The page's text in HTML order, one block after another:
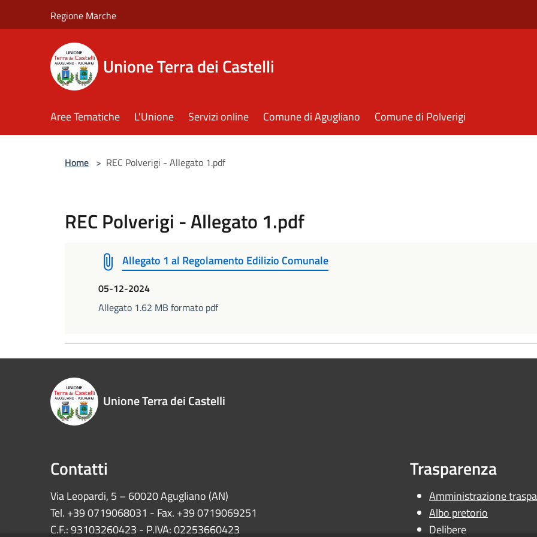
Regione Marche
Unione Terra dei Castelli
Aree Tematiche L'Unione Servizi online Comune di Agugliano Comune di Polverigi
Home > REC Polverigi - Allegato 1.pdf
REC Polverigi - Allegato 1.pdf
Allegato 1 al Regolamento Edilizio Comunale
05-12-2024
Allegato 1.62 MB formato pdf
Unione Terra dei Castelli
Contatti
Via Leopardi, 5 – 60020 Agugliano (AN)
Tel. +39 0719068031 - Fax. +39 0719069251
C.F.: 93103260423 - P.IVA: 02253660423
Trasparenza
Amministrazione
Albo pretorio
Delibere